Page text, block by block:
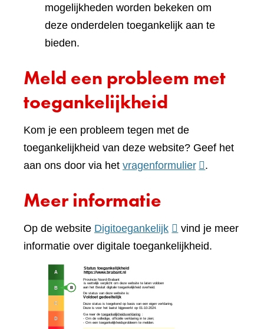
mogelijkheden worden bekeken om
deze onderdelen toegankelijk aan te
bieden.
Meld een probleem met
toegankelijkheid
Kom je een probleem tegen met de
toegankelijkheid van deze website? Geef het
aan ons door via het vragenformulier(verwijst
website)
.
Meer informatie
Op de website Digitoegankelijk(verwijst
naar
vind je meer
informatie over digitale toegankelijkheid.